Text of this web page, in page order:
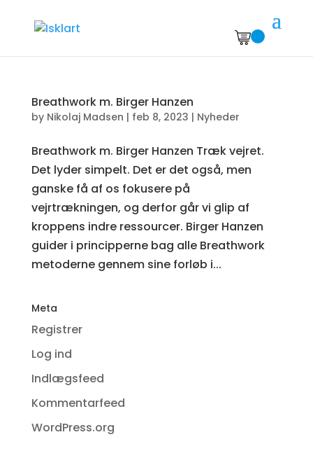
Breathwork m. Birger Hanzen
by Nikolaj Madsen | feb 8, 2023 | Nyheder
Breathwork m. Birger Hanzen Træk vejret.
Det lyder simpelt. Det er det også, men
ganske få af os fokusere på
vejrtrækningen, og derfor går vi glip af
kroppens indre ressourcer. Birger Hanzen
guider i principperne bag alle Breathwork
metoderne gennem sine forløb i...
Meta
Registrer
Log ind
Indlægsfeed
Kommentarfeed
WordPress.org